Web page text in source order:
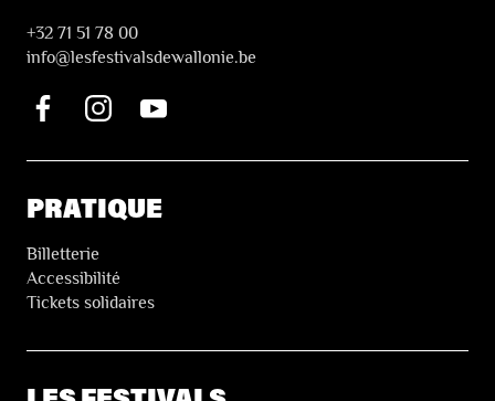
+32 71 51 78 00
info@lesfestivalsdewallonie.be
PRATIQUE
Billetterie
Accessibilité
Tickets solidaires